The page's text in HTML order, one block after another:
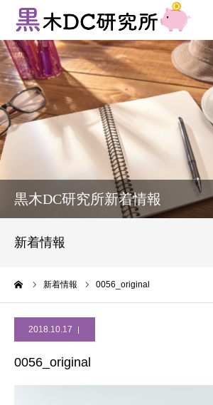
黒木DC研究所新着情報
新着情報
新着情報 0056_original
2018.10.17
0056_original
法人向けサービス
個人向けサービス
新着情報
お問い合わせ